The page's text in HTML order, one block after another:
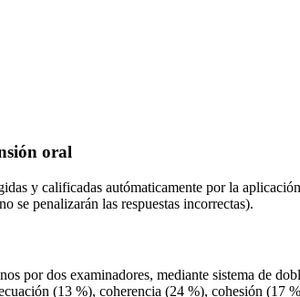
oral
y calificadas autómaticamente por la
se penalizarán las respuestas incorrectas).
por dos examinadores, mediante sistema de
(13 %), coherencia (24 %), cohesión (17